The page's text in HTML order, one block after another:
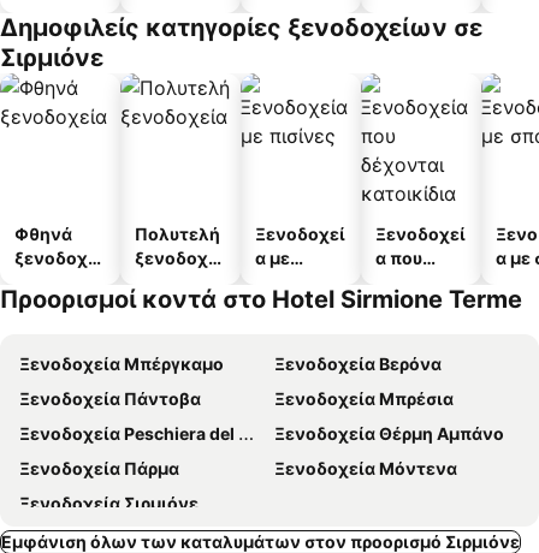
άτων
Δημοφιλείς κατηγορίες ξενοδοχείων σε
Σιρμιόνε
Φθηνά
ξενοδοχεί
Πολυτελή
ξενοδοχεί
Ξενοδοχεί
α με
Ξενοδοχεί
α που
κατοικίδι
α με
Προορισμοί κοντά στο Hotel Sirmione Terme
Ξενοδοχεία Μπέργκαμο
Ξενοδοχεία Βερόνα
Ξενοδοχεία Πάντοβα
Ξενοδοχεία Μπρέσια
Ξενοδοχεία Peschiera del Garda
Ξενοδοχεία Θέρμη Αμπάνο
Ξενοδοχεία Πάρμα
Ξενοδοχεία Μόντενα
Ξενοδοχεία Σιρμιόνε
Εμφάνιση όλων των καταλυμάτων στον προορισμό Σιρμιόνε